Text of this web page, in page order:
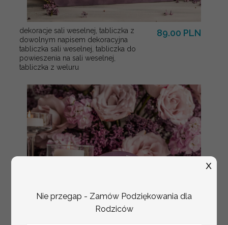
dekoracje sali weselnej, tabliczka z
dowolnym napisem dekoracyjna
tabliczka sali weselnej, tabliczka do
powieszenia na sali weselnej,
tabliczka z weluru
89.00 PLN
Nie przegap - Zamów Podziękowania dla
Rodziców
X